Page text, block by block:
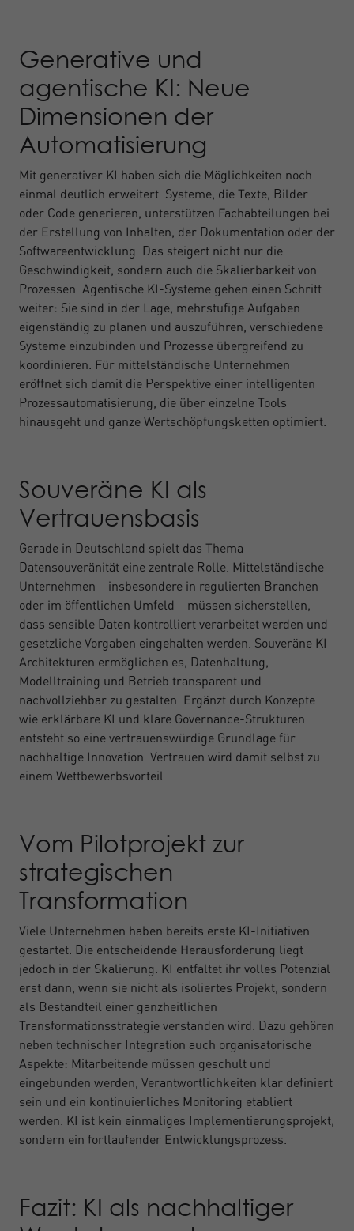
Generative und
agentische KI: Neue
Dimensionen der
Automatisierung
Mit generativer KI haben sich die Möglichkeiten noch
einmal deutlich erweitert. Systeme, die Texte, Bilder
oder Code generieren, unterstützen Fachabteilungen bei
der Erstellung von Inhalten, der Dokumentation oder der
Softwareentwicklung. Das steigert nicht nur die
Geschwindigkeit, sondern auch die Skalierbarkeit von
Prozessen. Agentische KI-Systeme gehen einen Schritt
weiter: Sie sind in der Lage, mehrstufige Aufgaben
eigenständig zu planen und auszuführen, verschiedene
Systeme einzubinden und Prozesse übergreifend zu
koordinieren. Für mittelständische Unternehmen
eröffnet sich damit die Perspektive einer intelligenten
Prozessautomatisierung, die über einzelne Tools
hinausgeht und ganze Wertschöpfungsketten optimiert.
Souveräne KI als
Vertrauensbasis
Gerade in Deutschland spielt das Thema
Datensouveränität eine zentrale Rolle. Mittelständische
Unternehmen – insbesondere in regulierten Branchen
oder im öffentlichen Umfeld – müssen sicherstellen,
dass sensible Daten kontrolliert verarbeitet werden und
gesetzliche Vorgaben eingehalten werden. Souveräne KI-
Architekturen ermöglichen es, Datenhaltung,
Modelltraining und Betrieb transparent und
nachvollziehbar zu gestalten. Ergänzt durch Konzepte
wie erklärbare KI und klare Governance-Strukturen
entsteht so eine vertrauenswürdige Grundlage für
nachhaltige Innovation. Vertrauen wird damit selbst zu
einem Wettbewerbsvorteil.
Vom Pilotprojekt zur
strategischen
Transformation
Viele Unternehmen haben bereits erste KI-Initiativen
gestartet. Die entscheidende Herausforderung liegt
jedoch in der Skalierung. KI entfaltet ihr volles Potenzial
erst dann, wenn sie nicht als isoliertes Projekt, sondern
als Bestandteil einer ganzheitlichen
Transformationsstrategie verstanden wird. Dazu gehören
neben technischer Integration auch organisatorische
Aspekte: Mitarbeitende müssen geschult und
eingebunden werden, Verantwortlichkeiten klar definiert
sein und ein kontinuierliches Monitoring etabliert
werden. KI ist kein einmaliges Implementierungsprojekt,
sondern ein fortlaufender Entwicklungsprozess.
Fazit: KI als nachhaltiger